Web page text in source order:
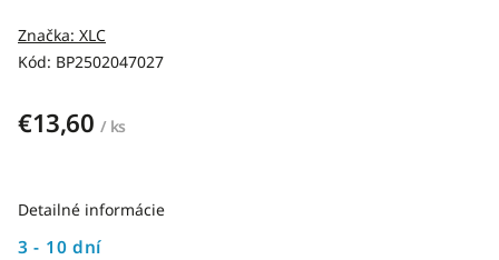
Kód: BP2502047027
Značka: XLC
€13,60 / ks
3 - 10 dní
Detailné informácie